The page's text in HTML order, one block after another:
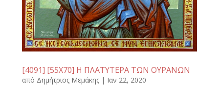
[4091] [55Χ70] Η ΠΛΑΤΥΤΕΡΑ ΤΩΝ ΟΥΡΑΝΩΝ
από Δημήτριος Μεμάκης| Ιαν 22, 2020